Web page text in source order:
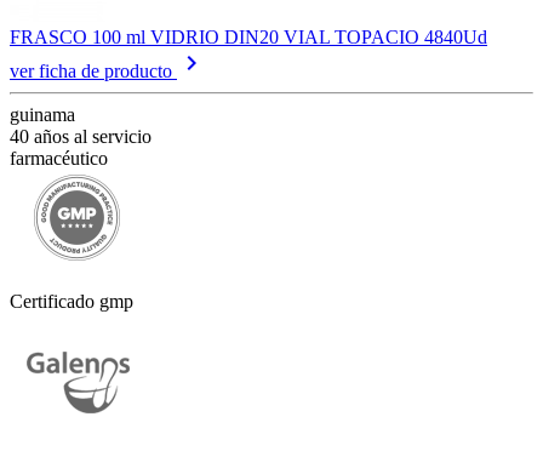
FRASCO 100 ml VIDRIO DIN20 VIAL TOPACIO 4840Ud
ver ficha de producto
keyboard_arrow_right
guinama
40 años al servicio
farmacéutico
Certificado gmp